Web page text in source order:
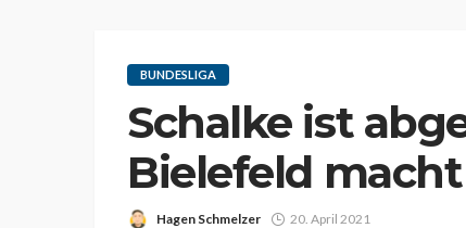
BUNDESLIGA
Schalke ist
Bielefeld
Hagen Schmelzer 20. April 2021